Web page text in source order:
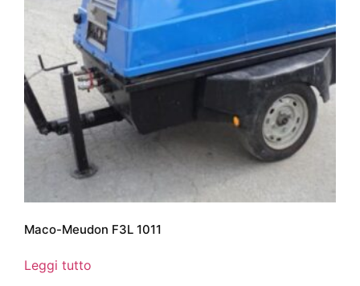
Maco-Meudon F3L 1011
Leggi tutto